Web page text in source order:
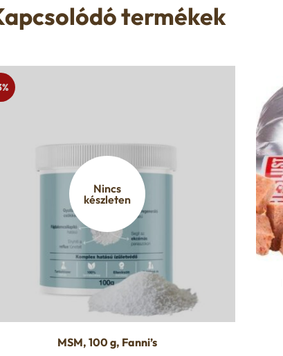
termékek
Nincs
készleten
MSM, 100 g, Fanni’s